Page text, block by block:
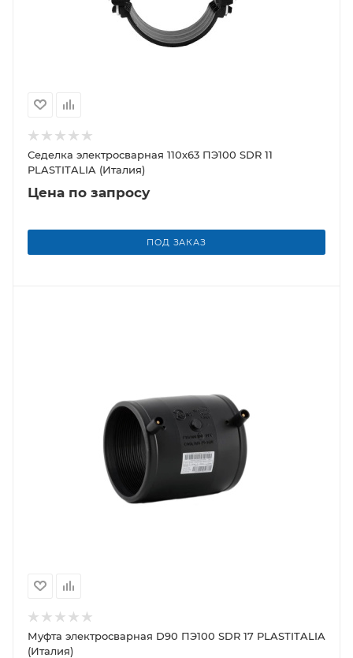
Седелка электросварная 110х63 ПЭ100 SDR 11
PLASTITALIA (Италия)
Цена по запросу
ПОД ЗАКАЗ
Муфта электросварная D90 ПЭ100 SDR 17 PLASTITALIA
(Италия)